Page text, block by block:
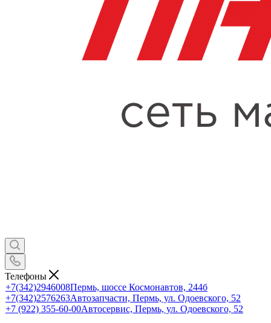
Телефоны
+7(342)2946008Пермь, шоссе Космонавтов, 244б
+7(342)2576263Автозапчасти, Пермь, ул. Одоевского, 52
+7 (922) 355-60-00Автосервис, Пермь, ул. Одоевского, 52